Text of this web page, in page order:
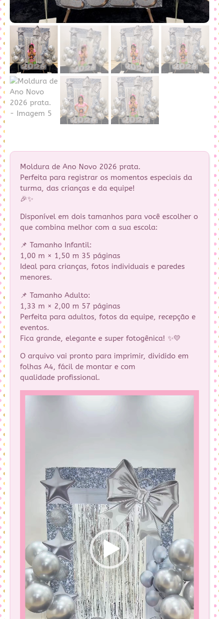
Moldura de Ano Novo 2026 prata.
Perfeita para registrar os momentos especiais da
turma, das crianças e da equipe!
🎉✨
Disponível em dois tamanhos para você escolher o
que combina melhor com a sua escola:
📌 Tamanho Infantil:
1,00 m × 1,50 m 35 páginas
Ideal para crianças, fotos individuais e paredes
menores.
📌 Tamanho Adulto:
1,33 m × 2,00 m 57 páginas
Perfeita para adultos, fotos da equipe, recepção e
eventos.
Fica grande, elegante e super fotogênica! ✨💛
O arquivo vai pronto para imprimir, dividido em
folhas A4, fácil de montar e com
qualidade profissional.
Tocador